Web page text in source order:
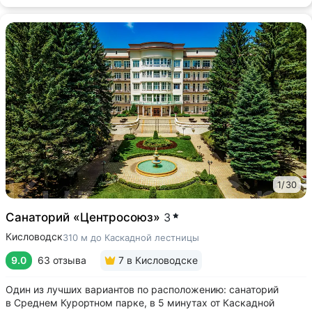
1/30
Санаторий «Центросоюз» 3
Кисловодск310 м до Каскадной лестницы
9.0 63 отзыва 7 в Кисловодске
Один из лучших вариантов по расположению: санаторий
в Среднем Курортном парке, в 5 минутах от Каскадной